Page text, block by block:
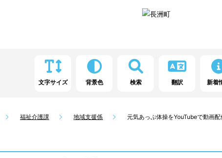
文字サイズ 背景色 検索 翻訳 新着
福祉介護課 地域支援係 元気あっぷ体操をYouTubeで動画